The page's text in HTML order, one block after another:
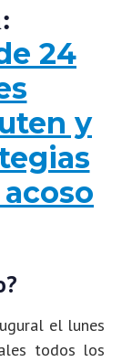
24
y
el lunes
todos los